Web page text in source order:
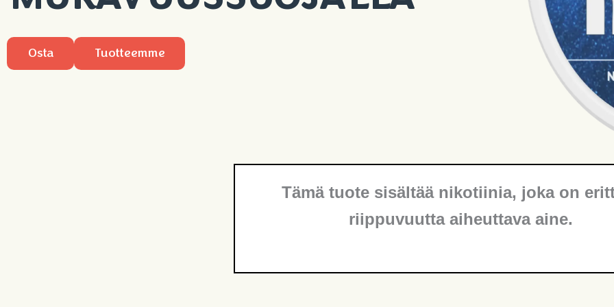
Osta Tuotteemme
Tämä tuote sisältää nikotiinia, joka on
riippuvuutta aiheuttava aine.